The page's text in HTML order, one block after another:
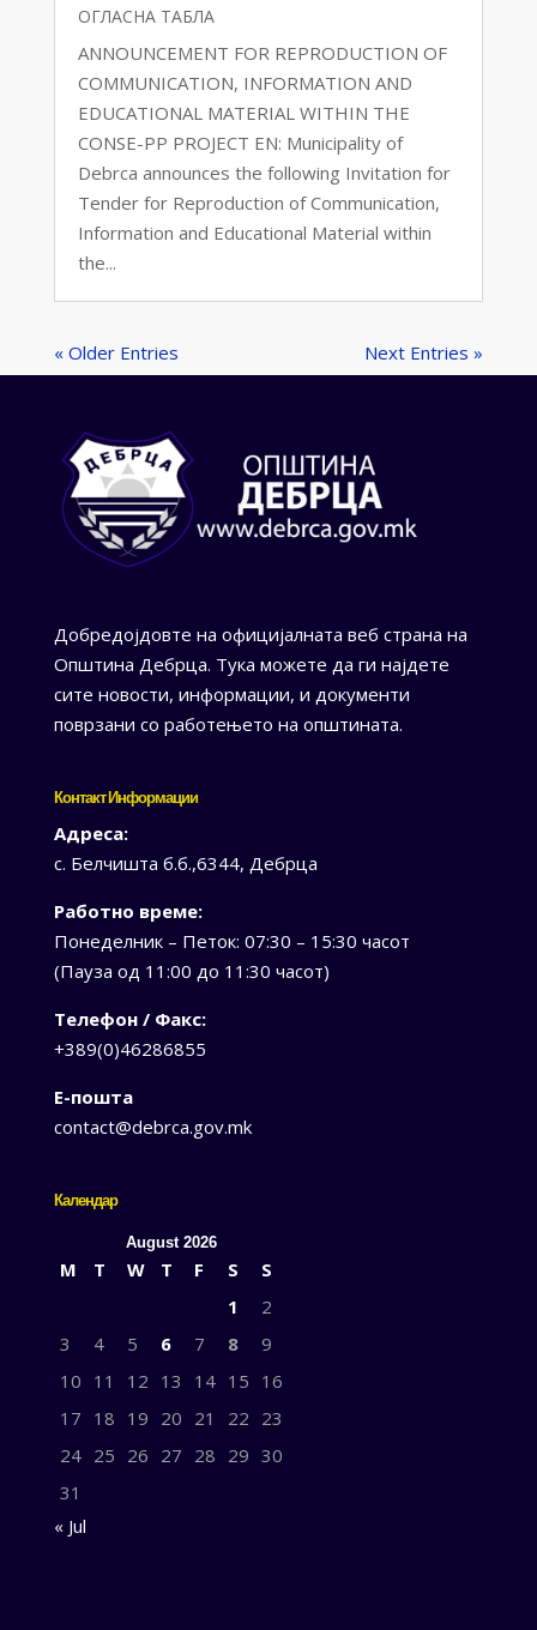
ОГЛАСНА ТАБЛА
ANNOUNCEMENT FOR REPRODUCTION OF
COMMUNICATION, INFORMATION AND
EDUCATIONAL MATERIAL WITHIN THE
CONSE-PP PROJECT EN: Municipality of
Debrca announces the following Invitation for
Tender for Reproduction of Communication,
Information and Educational Material within
the...
« Older Entries Next Entries »
Добредојдовте на официјалната веб страна на
Општина Дебрца. Тука можете да ги најдете
сите новости, информации, и документи
поврзани со работењето на општината.
Контакт Информации
Адреса:
с. Белчишта б.б.,6344, Дебрца
Работно време:
Понеделник – Петок: 07:30 – 15:30 часот
(Пауза од 11:00 до 11:30 часот)
Телефон / Факс:
+389(0)46286855
Е-пошта
contact@debrca.gov.mk
Календар
August 2026
M T W T F S
S
1
2
3
4 5 6 7 8
9
10 11 12 13 14 15 16
17 18 19 20 21 22 23
24 25 26 27 28 29 30
31
« Jul